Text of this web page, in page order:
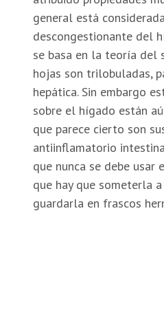
general está
descongestionante del
se basa en la teoría del
hojas son trilobuladas,
hepática. Sin embargo
sobre el hígado están
que parece cierto son
antiinflamatorio
que nunca se debe usar
que hay que someterla
guardarla en frascos